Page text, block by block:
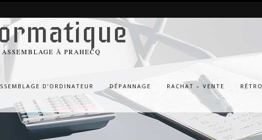
À PRAHECQ
D’ORDINATEUR DÉPANNAGE RACHAT – VENTE